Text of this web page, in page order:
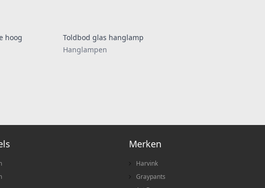
hoog
Toldbod glas hanglamp
Hanglampen
Merken
Harvink
Graypants